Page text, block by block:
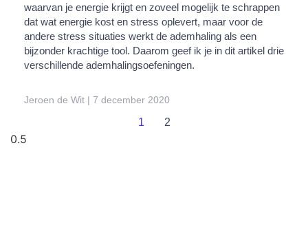
waarvan je energie krijgt en zoveel mogelijk te schrappen
dat wat energie kost en stress oplevert, maar voor de
andere stress situaties werkt de ademhaling als een
bijzonder krachtige tool. Daarom geef ik je in dit artikel drie
verschillende ademhalingsoefeningen.
Jeroen de Wit 7 december 2020
1 2